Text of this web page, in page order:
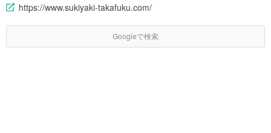
https://www.sukiyaki-takafuku.com/
Googleで検索